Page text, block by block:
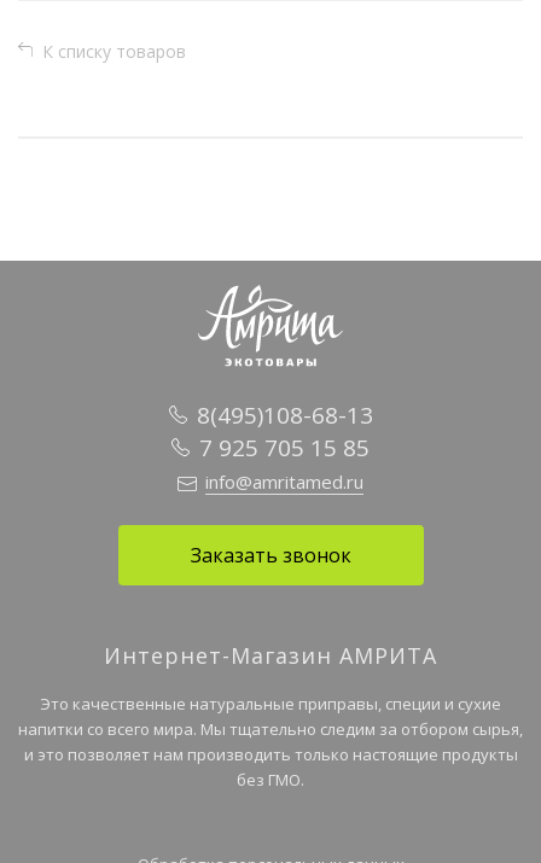
К списку товаров
8(495)108-68-13
7 925 705 15 85
info@amritamed.ru
Заказать звонок
Интернет-Магазин АМРИТА
Это качественные натуральные приправы, специи и сухие
напитки со всего мира. Мы тщательно следим за отбором сырья,
и это позволяет нам производить только настоящие продукты
без ГМО.